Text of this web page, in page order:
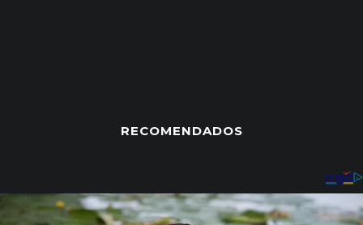
RECOMENDADOS